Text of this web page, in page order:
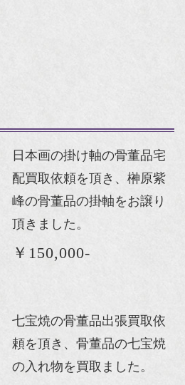
日本画の掛け軸の骨董品宅
配買取依頼を頂き、榊原紫
峰の骨董品の掛軸をお譲り
頂きました。
￥150,000-
七宝焼の骨董品出張買取依
頼を頂き、骨董品の七宝焼
の入れ物を買取ました。